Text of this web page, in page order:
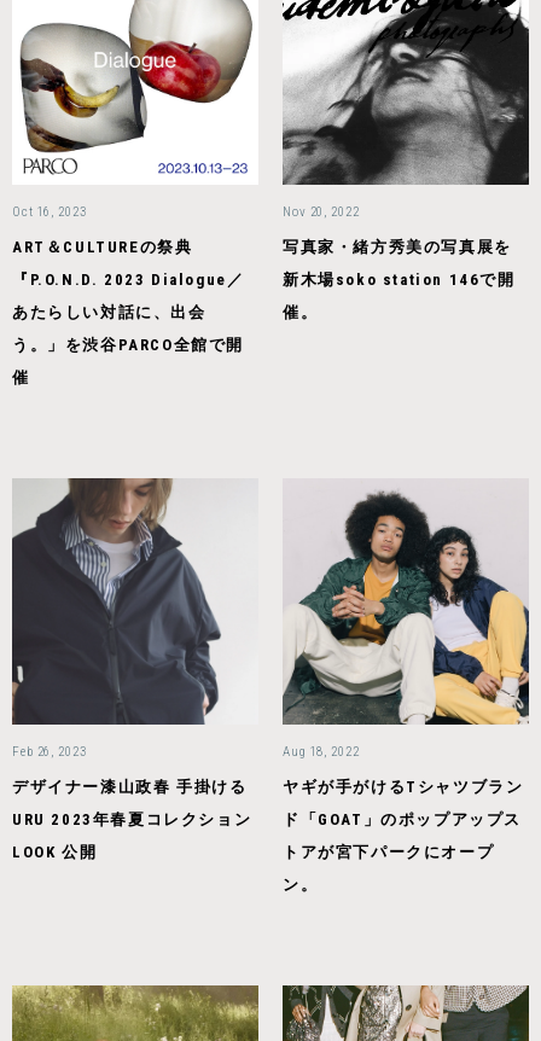
Oct 16, 2023
ART＆CULTUREの祭典
『P.O.N.D. 2023 Dialogue／
あたらしい対話に、出会
う。」を渋谷PARCO全館で開
催
Nov 20, 2022
写真家・緒方秀美の写真展を
新木場soko station 146で開
催。
Feb 26, 2023
デザイナー漆山政春 手掛ける
URU 2023年春夏コレクション
LOOK 公開
Aug 18, 2022
ヤギが手がけるTシャツブラン
ド「GOAT」のポップアップス
トアが宮下パークにオープ
ン。